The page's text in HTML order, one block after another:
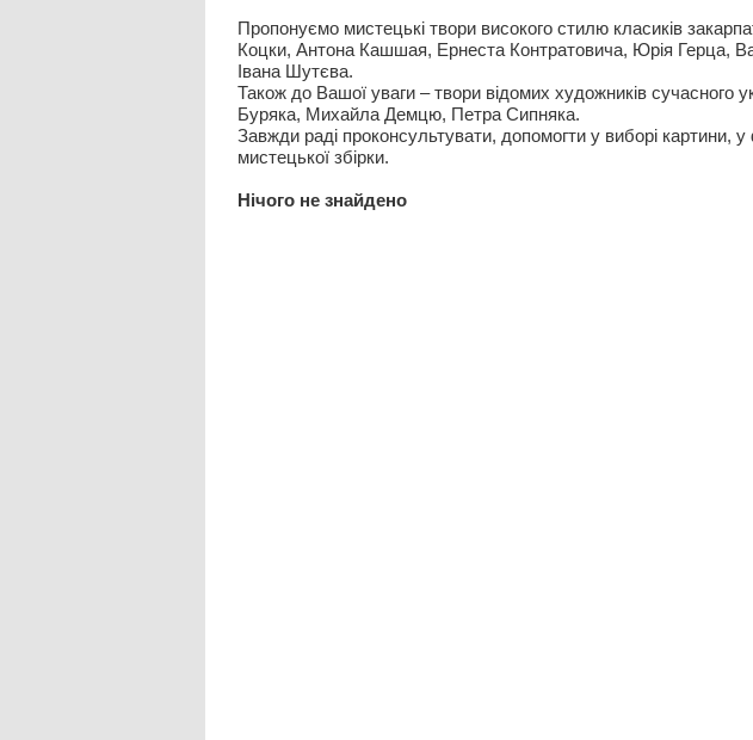
Пропонуємо мистецькі твори високого стилю класиків
Коцки, Антона Кашшая, Ернеста Контратовича, Юрія Герца,
Івана Шутєва.
Також до Вашої уваги – твори відомих художників сучасного
Буряка, Михайла Демцю, Петра Сипняка.
Завжди раді проконсультувати, допомогти у виборі картини, у
мистецької збірки.
Нiчого не знайдено